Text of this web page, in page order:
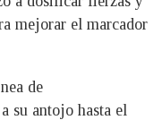
mejorar el marcador
de
su antojo hasta el